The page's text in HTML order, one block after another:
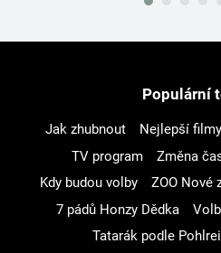
Populární
Jak zhubnout Nejlepší
TV program
Změna
Kdy budou volby
ZOO Nové
7 pádů Honzy Dědka
Tatarák podle